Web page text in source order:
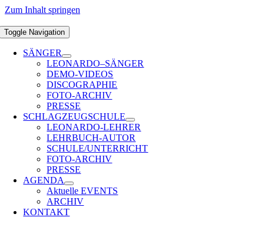
Zum Inhalt springen
Toggle Navigation
SÄNGER
LEONARDO–SÄNGER
DEMO-VIDEOS
DISCOGRAPHIE
FOTO-ARCHIV
PRESSE
SCHLAGZEUGSCHULE
LEONARDO-LEHRER
LEHRBUCH-AUTOR
SCHULE/UNTERRICHT
FOTO-ARCHIV
PRESSE
AGENDA
Aktuelle EVENTS
ARCHIV
KONTAKT